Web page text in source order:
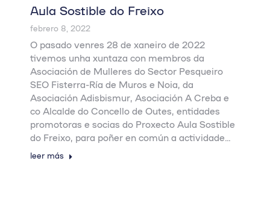
Aula Sostible do Freixo
febrero 8, 2022
O pasado venres 28 de xaneiro de 2022
tivemos unha xuntaza con membros da
Asociación de Mulleres do Sector Pesqueiro
SEO Fisterra-Ría de Muros e Noia, da
Asociación Adisbismur, Asociación A Creba e
co Alcalde do Concello de Outes, entidades
promotoras e socias do Proxecto Aula Sostible
do Freixo, para poñer en común a actividade…
leer más